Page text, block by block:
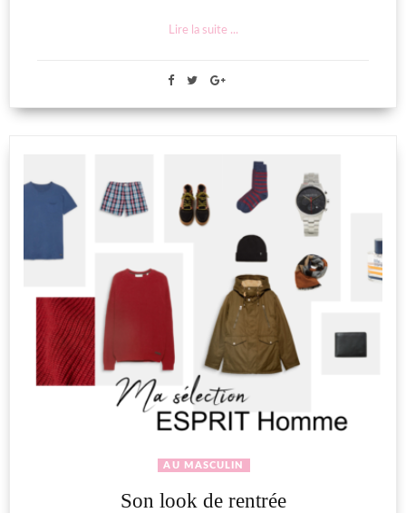
Lire la suite ...
AU MASCULIN
Son look de rentrée